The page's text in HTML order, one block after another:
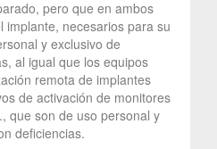
pero que en ambos
implante, necesarios para su
y exclusivo de
al igual que los equipos
remota de implantes
de activación de monitores
que son de uso personal y
deficiencias.